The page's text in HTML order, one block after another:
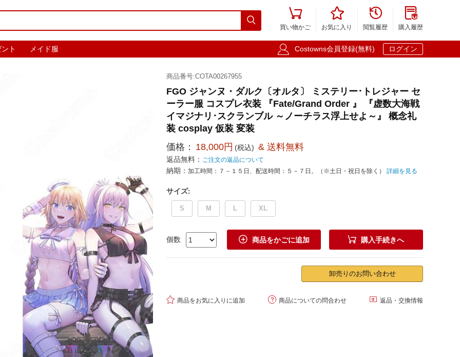


買い物かご

お気に入り

閲覧履歴

購入履歴
ト メイド服  Costowns会員登録(無料) ログイン
商品番号:COTA00267955
FGO ジャンヌ・ダルク〔オルタ〕 ミステリー･トレジャー セ
ーラー服 コスプレ衣装 『Fate/Grand Order 』 『虚数大海戦
イマジナリ･スクランブル ～ノーチラス浮上せよ～』 概念礼
装 cosplay 仮装 変装
価格： 18,000円 (税込) & 送料無料
返品無料： ご注文の返品について
納期： 加工時間：７－１５日、配送時間：５－７日。（※土日・祝日を除く） 詳細を見る
サイズ:
S M L XL
個数  商品をかごに追加  購入手続きへ
卸売りのお問い合わせ
 商品をお気に入りに追加  商品についての問合わせ  返品・交換情報